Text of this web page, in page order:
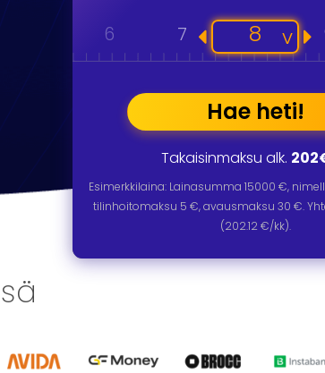
v
6 7 8
Hae heti!
Takaisinmaksu alk.
Esimerkkilaina: Lainasumma15000 €,
tilinhoitomaksu 5 €, avausmaksu 30 €.
(202.12 €/kk).